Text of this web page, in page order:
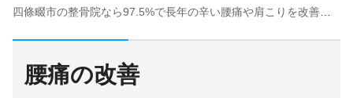
腰痛の改善